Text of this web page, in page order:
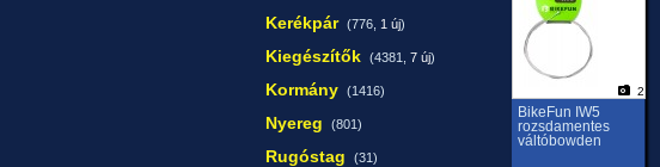
Kerékpár (776, 1 új)
Kiegészítők (4381, 7 új)
Kormány (1416)
Nyereg (801)
Rugóstag (31)
2
BikeFun IW5
rozsdamentes
váltóbowden